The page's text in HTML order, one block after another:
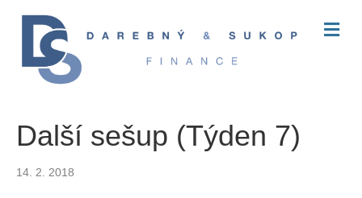
M
E
Další sešup (Týden 7)
14. 2. 2018